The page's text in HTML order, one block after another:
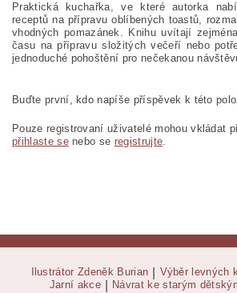
Praktická kuchařka, ve které autorka
receptů na přípravu oblíbených toastů,
vhodných pomazánek. Knihu uvítají
času na přípravu složitých večeří nebo
jednoduché pohoštění pro nečekanou
Buďte první, kdo napíše příspěvek k této
Pouze registrovaní uživatelé mohou vkládat
přihlaste senebo se registrujte.
Ilustrátor Zdeněk Burian Výběr levných
Jarní akce Návrat ke starým